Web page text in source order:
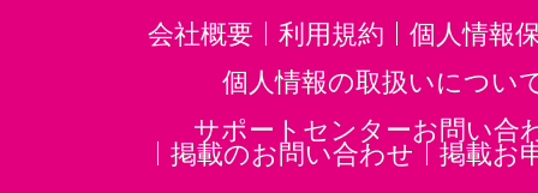
会社概要 利用規約
個人情報
個人情報の取扱いについ
サポートセンターお問い合
掲載のお問い合わせ
掲載お